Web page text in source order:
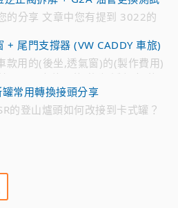
的分享 文章中您有提到 3022的
號的油管 不知有無通用 感恩
+ 尾門支撐器 (VW CADDY 車旅)
款用的(後坐,透氣窗)的(製作費用)
U6 GT車款用的(後坐,透氣窗)的
? Line 0952xxx7xx 李小姐
常用轉換接頭分享
的登山爐頭如何改接到卡式罐？